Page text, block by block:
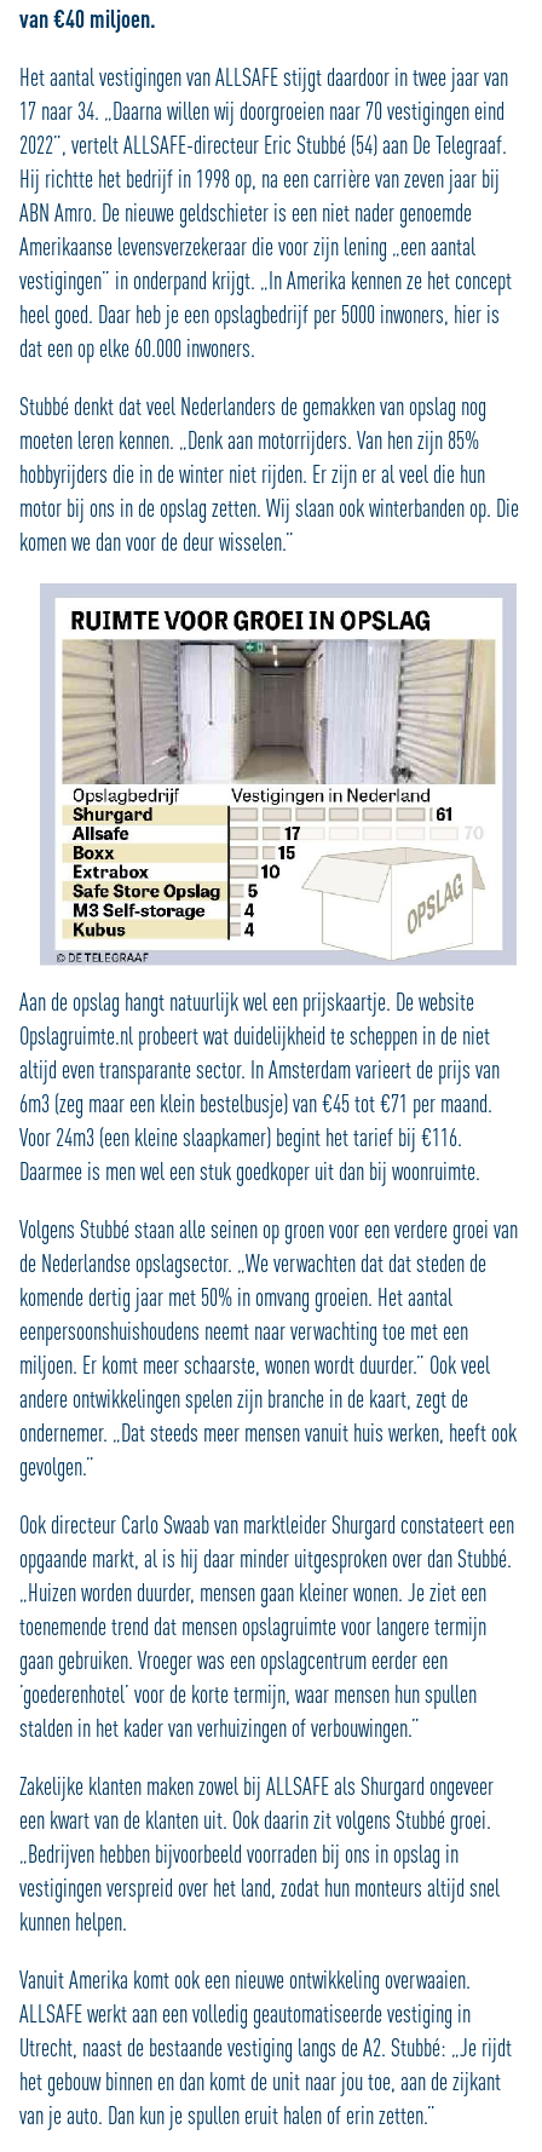
van €40 miljoen.
Het aantal vestigingen van ALLSAFE stijgt daardoor in twee jaar van
17 naar 34. „Daarna willen wij doorgroeien naar 70 vestigingen eind
2022”, vertelt ALLSAFE-directeur Eric Stubbé (54) aan De Telegraaf.
Hij richtte het bedrijf in 1998 op, na een carrière van zeven jaar bij
ABN Amro. De nieuwe geldschieter is een niet nader genoemde
Amerikaanse levensverzekeraar die voor zijn lening „een aantal
vestigingen” in onderpand krijgt. „In Amerika kennen ze het concept
heel goed. Daar heb je een opslagbedrijf per 5000 inwoners, hier is
dat een op elke 60.000 inwoners.
Stubbé denkt dat veel Nederlanders de gemakken van opslag nog
moeten leren kennen. „Denk aan motorrijders. Van hen zijn 85%
hobbyrijders die in de winter niet rijden. Er zijn er al veel die hun
motor bij ons in de opslag zetten. Wij slaan ook winterbanden op. Die
komen we dan voor de deur wisselen.”
Aan de opslag hangt natuurlijk wel een prijskaartje. De website
Opslagruimte.nl probeert wat duidelijkheid te scheppen in de niet
altijd even transparante sector. In Amsterdam varieert de prijs van
6m3 (zeg maar een klein bestelbusje) van €45 tot €71 per maand.
Voor 24m3 (een kleine slaapkamer) begint het tarief bij €116.
Daarmee is men wel een stuk goedkoper uit dan bij woonruimte.
Volgens Stubbé staan alle seinen op groen voor een verdere groei van
de Nederlandse opslagsector. „We verwachten dat dat steden de
komende dertig jaar met 50% in omvang groeien. Het aantal
eenpersoonshuishoudens neemt naar verwachting toe met een
miljoen. Er komt meer schaarste, wonen wordt duurder.” Ook veel
andere ontwikkelingen spelen zijn branche in de kaart, zegt de
ondernemer. „Dat steeds meer mensen vanuit huis werken, heeft ook
gevolgen.”
Ook directeur Carlo Swaab van marktleider Shurgard constateert een
opgaande markt, al is hij daar minder uitgesproken over dan Stubbé.
„Huizen worden duurder, mensen gaan kleiner wonen. Je ziet een
toenemende trend dat mensen opslagruimte voor langere termijn
gaan gebruiken. Vroeger was een opslagcentrum eerder een
’goederenhotel’ voor de korte termijn, waar mensen hun spullen
stalden in het kader van verhuizingen of verbouwingen.”
Zakelijke klanten maken zowel bij ALLSAFE als Shurgard ongeveer
een kwart van de klanten uit. Ook daarin zit volgens Stubbé groei.
„Bedrijven hebben bijvoorbeeld voorraden bij ons in opslag in
vestigingen verspreid over het land, zodat hun monteurs altijd snel
kunnen helpen.
Vanuit Amerika komt ook een nieuwe ontwikkeling overwaaien.
ALLSAFE werkt aan een volledig geautomatiseerde vestiging in
Utrecht, naast de bestaande vestiging langs de A2. Stubbé: „Je rijdt
het gebouw binnen en dan komt de unit naar jou toe, aan de zijkant
van je auto. Dan kun je spullen eruit halen of erin zetten.”